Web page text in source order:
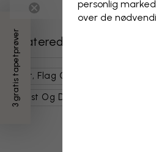
Relaterede kategorier
Kort, Flag Og Steder
Kunst Og Design
3 gratis tapetprøver
personlig
over de